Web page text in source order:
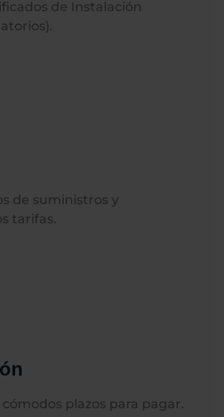
de Instalación
de suministros y
tarifas.
plazos para pagar.